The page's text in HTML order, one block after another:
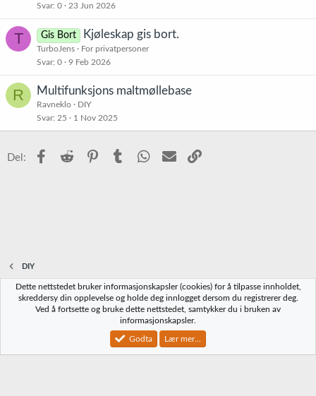
Svar 0 23 Jun 2026
T Gis Bort Kjøleskap gis bort.
TurboJens
For privatpersoner
Svar 0 9 Feb 2026
R Multifunksjons maltmøllebase
Ravneklo
DIY
Svar 25 1 Nov 2025
Del: Facebook
Reddit PinterestTumblr WhatsApp
E-post
DIY
Norbrygg-default
Vilkår og regler Personvernregler
Community platform by XenForo® © 2010-2023 XenForo Ltd.
Dette nettstedet bruker informasjonskapsler (cookies) for å tilpasse innholdet,
skreddersy din opplevelse og holde deg innlogget dersom du registrerer deg.
Ved å fortsette og bruke dette nettstedet, samtykker du i bruken av
informasjonskapsler.
Godta Lær mer...